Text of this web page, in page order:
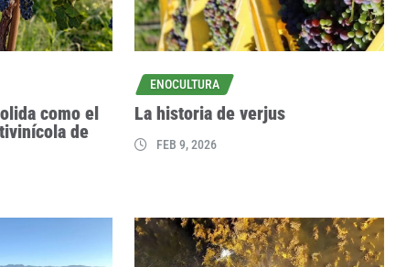
como el
de
ENOCULTURA
La historia de verjus
FEB 9, 2026